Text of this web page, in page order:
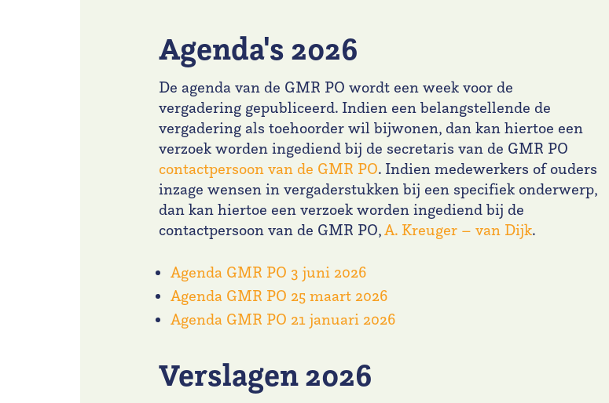
Agenda's 2026
De agenda van de GMR PO wordt een week voor de
vergadering gepubliceerd. Indien een belangstellende de
vergadering als toehoorder wil bijwonen, dan kan hiertoe een
verzoek worden ingediend bij de secretaris van de GMR PO
contactpersoon van de GMR PO. Indien medewerkers of ouders
inzage wensen in vergaderstukken bij een specifiek onderwerp,
dan kan hiertoe een verzoek worden ingediend bij de
contactpersoon van de GMR PO,A. Kreuger – van Dijk.
Agenda GMR PO 3 juni 2026
Agenda GMR PO 25 maart 2026
Agenda GMR PO 21 januari 2026
Verslagen 2026